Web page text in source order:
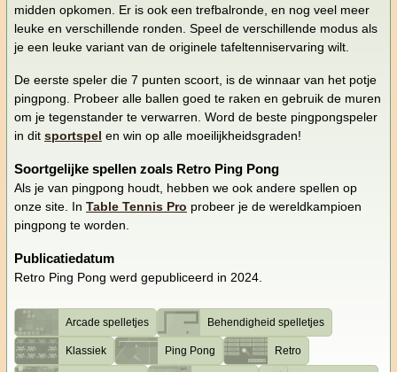
midden opkomen. Er is ook een trefbalronde, en nog veel meer
leuke en verschillende ronden. Speel de verschillende modus als
je een leuke variant van de originele tafeltenniservaring wilt.
De eerste speler die 7 punten scoort, is de winnaar van het potje
pingpong. Probeer alle ballen goed te raken en gebruik de muren
om je tegenstander te verwarren. Word de beste pingpongspeler
in dit sportspel en win op alle moeilijkheidsgraden!
Soortgelijke spellen zoals Retro Ping Pong
Als je van pingpong houdt, hebben we ook andere spellen op
onze site. In Table Tennis Pro probeer je de wereldkampioen
pingpong te worden.
Publicatiedatum
Retro Ping Pong werd gepubliceerd in 2024.
Arcade spelletjes Behendigheid spelletjes
Klassiek Ping Pong Retro